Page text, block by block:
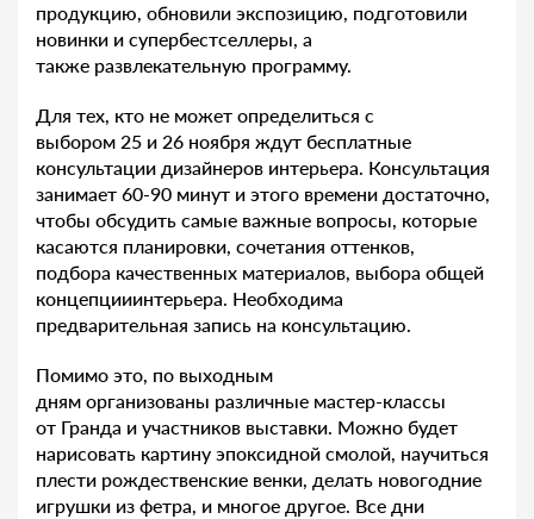
продукцию, обновили экспозицию, подготовили
новинки и супербестселлеры, а
также развлекательную программу.
Для тех, кто не может определиться с
выбором 25 и 26 ноября ждут бесплатные
консультации дизайнеров интерьера. Консультация
занимает 60-90 минут и этого времени достаточно,
чтобы обсудить самые важные вопросы, которые
касаются планировки, сочетания оттенков,
подбора качественных материалов, выбора общей
концепцииинтерьера. Необходима
предварительная запись на консультацию.
Помимо это, по выходным
дням организованы различные мастер-классы
от Гранда и участников выставки. Можно будет
нарисовать картину эпоксидной смолой, научиться
плести рождественские венки, делать новогодние
игрушки из фетра, и многое другое. Все дни